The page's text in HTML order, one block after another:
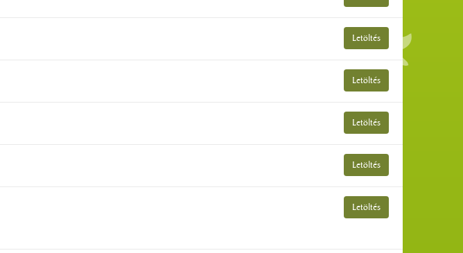
Letöltés
Letöltés
Letöltés
Letöltés
Letöltés